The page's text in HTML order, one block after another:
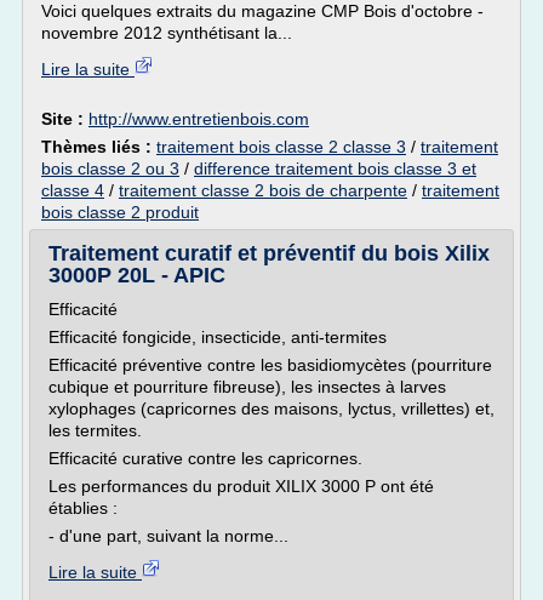
Voici quelques extraits du magazine CMP Bois d'octobre -
novembre 2012 synthétisant la...
Lire la suite
Site : http://www.entretienbois.com
Thèmes liés : traitement bois classe 2 classe 3 / traitement
bois classe 2 ou 3 / difference traitement bois classe 3 et
classe 4 / traitement classe 2 bois de charpente / traitement
bois classe 2 produit
Traitement curatif et préventif du bois Xilix
3000P 20L - APIC
Efficacité
Efficacité fongicide, insecticide, anti-termites
Efficacité préventive contre les basidiomycètes (pourriture
cubique et pourriture fibreuse), les insectes à larves
xylophages (capricornes des maisons, lyctus, vrillettes) et,
les termites.
Efficacité curative contre les capricornes.
Les performances du produit XILIX 3000 P ont été
établies :
- d'une part, suivant la norme...
Lire la suite